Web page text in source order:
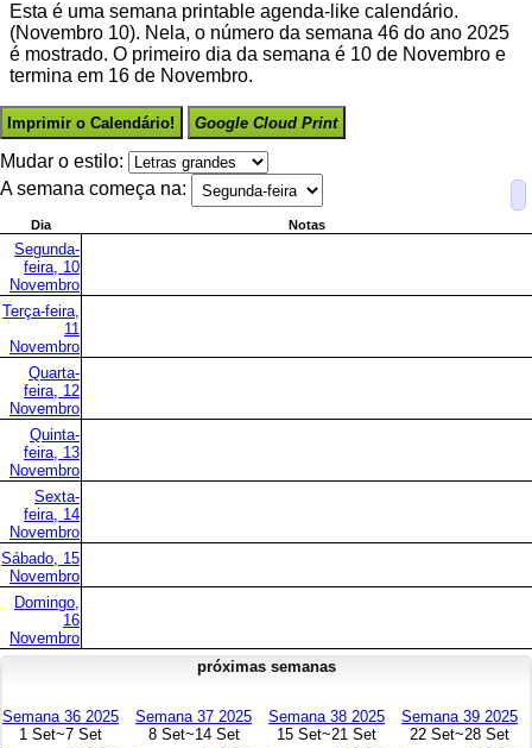
Esta é uma semana printable agenda-like calendário.
(Novembro 10). Nela, o número da semana 46 do ano 2025
é mostrado. O primeiro dia da semana é 10 de Novembro e
termina em 16 de Novembro.
Imprimir o Calendário! Google Cloud Print
Mudar o estilo:
A semana começa na:
Dia Notas
Segunda-
feira, 10
Novembro
Terça-feira,
11
Novembro
Quarta-
feira, 12
Novembro
Quinta-
feira, 13
Novembro
Sexta-
feira, 14
Novembro
Sábado, 15
Novembro
Domingo,
16
Novembro
próximas semanas
Semana 36 2025
1 Set~7 Set
Semana 37 2025
8 Set~14 Set
Semana 38 2025
15 Set~21 Set
Semana 39 2025
22 Set~28 Set